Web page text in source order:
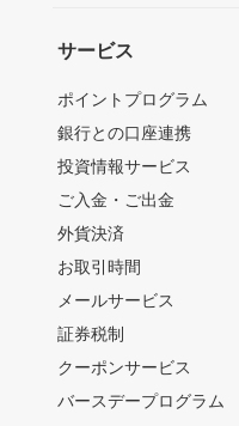
サービス
ポイントプログラム
銀行との口座連携
投資情報サービス
ご入金・ご出金
外貨決済
お取引時間
メールサービス
証券税制
クーポンサービス
バースデープログラム